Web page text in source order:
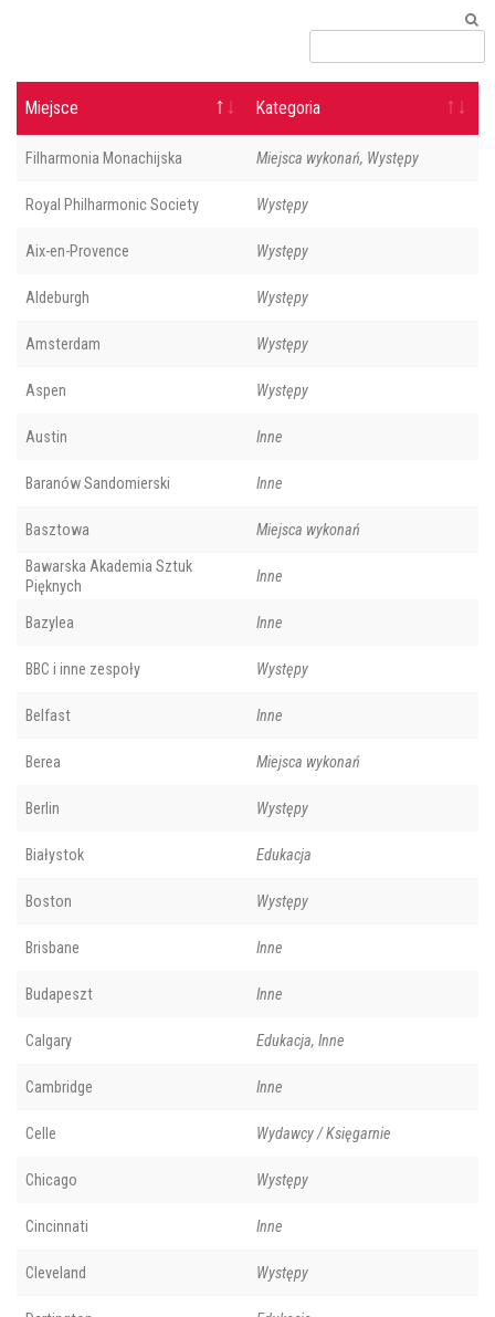
Miejsce Kategoria
Filharmonia Monachijska Miejsca wykonań, Występy
Royal Philharmonic Society Występy
Aix-en-Provence Występy
Aldeburgh Występy
Amsterdam Występy
Aspen Występy
Austin Inne
Baranów Sandomierski Inne
Basztowa Miejsca wykonań
Bawarska Akademia Sztuk
Pięknych
Inne
Bazylea Inne
BBC i inne zespoły Występy
Belfast Inne
Berea Miejsca wykonań
Berlin Występy
Białystok Edukacja
Boston Występy
Brisbane Inne
Budapeszt Inne
Calgary Edukacja, Inne
Cambridge Inne
Celle Wydawcy / Księgarnie
Chicago Występy
Cincinnati Inne
Cleveland Występy